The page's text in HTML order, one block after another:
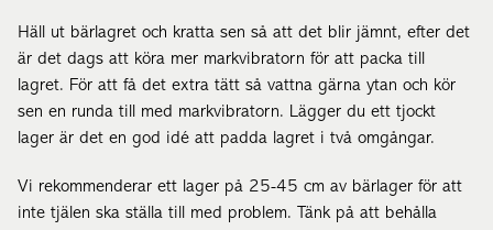
Häll ut bärlagret och kratta sen så att det blir jämnt, efter det
är det dags att köra mer markvibratorn för att packa till
lagret. För att få det extra tätt så vattna gärna ytan och kör
sen en runda till med markvibratorn. Lägger du ett tjockt
lager är det en god idé att padda lagret i två omgångar.
Vi rekommenderar ett lager på 25-45 cm av bärlager för att
inte tjälen ska ställa till med problem. Tänk på att behålla